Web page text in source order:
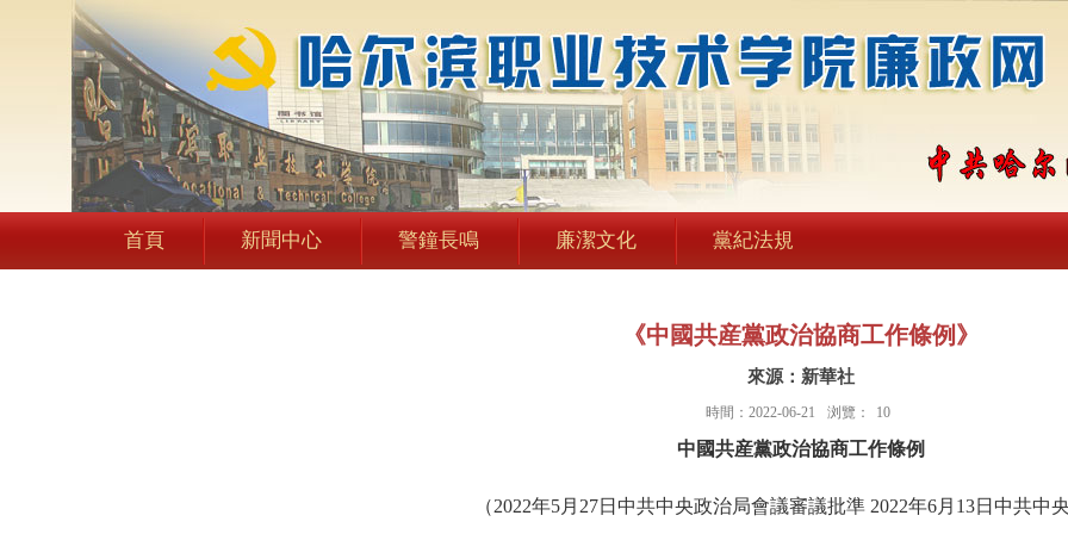
首頁 新聞中心 警鐘長鳴 廉潔文化 黨紀法規
《中國共産黨政治協商工作條例》
來源：新華社
時間：2022-06-21 浏覽： 10
中國共産黨政治協商工作條例
（2022年5月27日中共中央政治局會議審議批準 2022年6月13日中共中